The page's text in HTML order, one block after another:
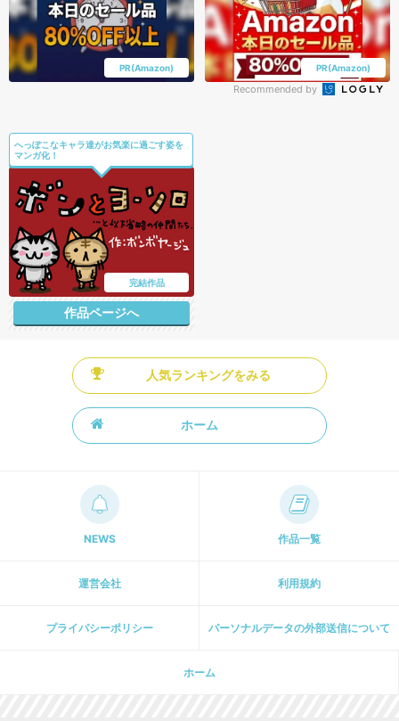
PR(Amazon) PR(Amazon)
Recommended by
へっぽこなキャラ達がお気楽に過ごす姿を
マンガ化！
完結作品
作品ページへ
人気ランキングをみる
ホーム
NEWS 作品一覧
運営会社 利用規約
プライパシーポリシー パーソナルデータの外部送信について
ホーム